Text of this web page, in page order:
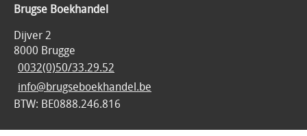
Brugse Boekhandel
Dijver 2
8000 Brugge
0032(0)50/33.29.52
info@brugseboekhandel.be
BTW: BE0888.246.816